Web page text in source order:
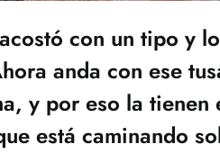
con un tipo y
anda con ese
y por eso la
está caminando